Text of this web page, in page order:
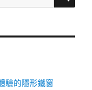
驗的隱形鐵窗